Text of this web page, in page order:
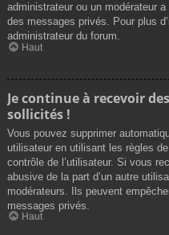
administrateur ou un modérateur
des messages privés. Pour plus
administrateur du forum.
Haut
Je continue à recevoir
sollicités !
Vous pouvez supprimer
utilisateur en utilisant les règles
contrôle de l’utilisateur. Si vous
abusive de la part d’un autre
modérateurs. Ils peuvent
messages privés.
Haut